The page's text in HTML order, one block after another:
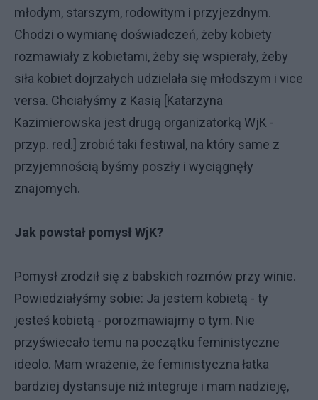
młodym, starszym, rodowitym i przyjezdnym.
Chodzi o wymianę doświadczeń, żeby kobiety
rozmawiały z kobietami, żeby się wspierały, żeby
siła kobiet dojrzałych udzielała się młodszym i vice
versa. Chciałyśmy z Kasią [Katarzyna
Kazimierowska jest drugą organizatorką WjK -
przyp. red.] zrobić taki festiwal, na który same z
przyjemnością byśmy poszły i wyciągnęły
znajomych.
Jak powstał pomysł WjK?
Pomysł zrodził się z babskich rozmów przy winie.
Powiedziałyśmy sobie: Ja jestem kobietą - ty
jesteś kobietą - porozmawiajmy o tym. Nie
przyświecało temu na początku feministyczne
ideolo. Mam wrażenie, że feministyczna łatka
bardziej dystansuje niż integruje i mam nadzieję,